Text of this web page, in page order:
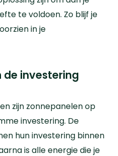
te voldoen. Zo blijf je
in je
de investering
zijn zonnepanelen op
investering. De
hun investering binnen
is alle energie die je